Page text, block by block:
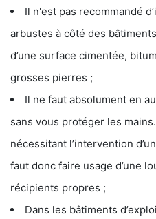
Il n'est pas recommandé
arbustes à côté des
d’une surface cimentée,
grosses pierres ;
Il ne faut absolument en
sans vous protéger les
nécessitant l’intervention
faut donc faire usage d’une
récipients propres ;
Dans les bâtiments